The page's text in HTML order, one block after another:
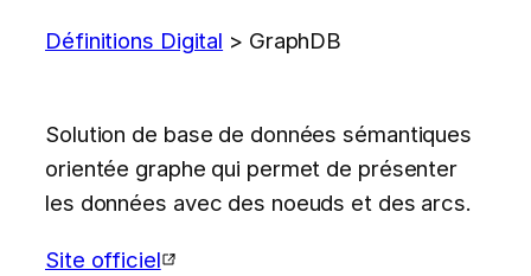
Définitions Digital > GraphDB
Solution de base de données sémantiques
orientée graphe qui permet de présenter
les données avec des noeuds et des arcs.
Site officiel